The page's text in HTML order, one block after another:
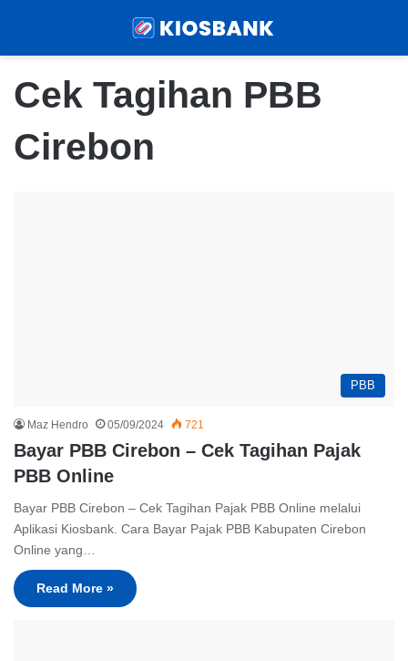
Cek Tagihan PBB
Cirebon
PBB
Maz Hendro 05/09/2024 721
Bayar PBB Cirebon – Cek Tagihan Pajak
PBB Online
Bayar PBB Cirebon – Cek Tagihan Pajak PBB Online melalui
Aplikasi Kiosbank. Cara Bayar Pajak PBB Kabupaten Cirebon
Online yang…
Read More »